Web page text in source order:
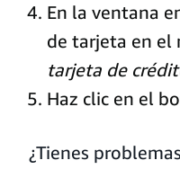
En la ventana
de tarjeta en el
tarjeta de
Haz clic en el
¿Tienes